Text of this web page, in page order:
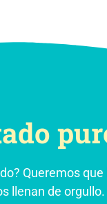
Queremos
llenan de orgullo.